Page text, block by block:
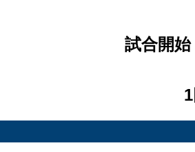
試合開始